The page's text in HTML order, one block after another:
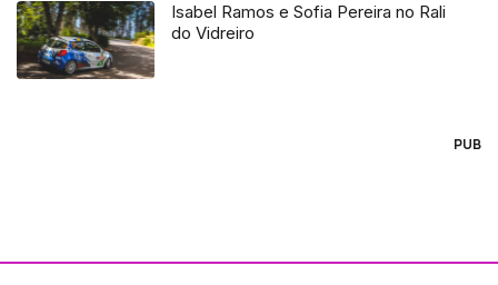
Isabel Ramos e Sofia Pereira no Rali
do Vidreiro
PUB